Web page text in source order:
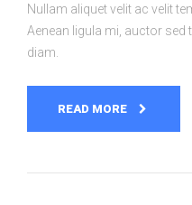
Nullam aliquet velit ac velit
Aenean ligula mi, auctor
diam.
READ MORE